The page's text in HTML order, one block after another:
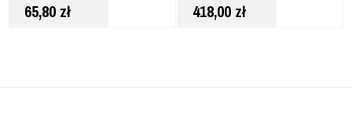
65,80 zł 418,00 zł